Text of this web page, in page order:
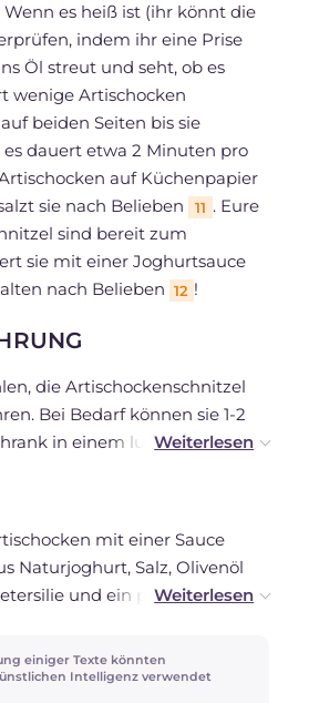
es heiß ist (ihr könnt die
indem ihr eine Prise
Öl streut und seht, ob es
wenige Artischocken
auf beiden Seiten bis sie
dauert etwa 2 Minuten pro
auf Küchenpapier
sie nach Belieben
11 . Eure
sind bereit zum
sie mit einer Joghurtsauce
nach Belieben 12 !
die Artischockenschnitzel
Bei Bedarf können sie 1-2
in einem luftdichten
und panierten Artischocken
direkt gefroren frittieren,
leicht erhöht werden muss.
mit einer Sauce
Naturjoghurt, Salz, Olivenöl
und ein paar Tropfen
einiger Texte könnten
Intelligenz verwendet